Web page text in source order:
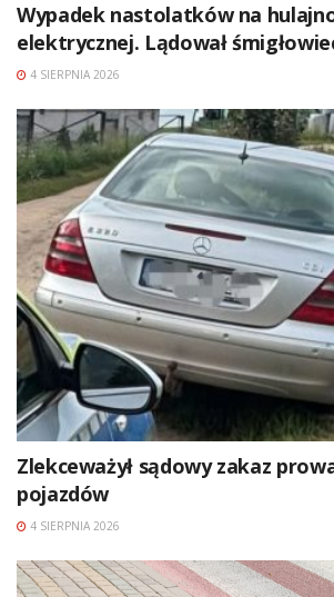
Wypadek nastolatków na
elektrycznej. Lądował
4 SIERPNIA 2026
Zlekceważył sądowy zakaz
pojazdów
4 SIERPNIA 2026